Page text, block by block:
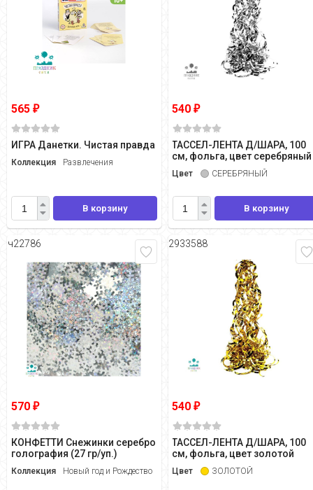
565 ₽
ИГРА Данетки. Чистая правда
Коллекция Развлечения
В корзину
540₽
ТАССЕЛ-ЛЕНТА Д/ШАРА, 100
см, фольга, цвет серебряный
Цвет СЕРЕБРЯНЫЙ
В корзину
ч22786
570 ₽
КОНФЕТТИ Снежинки серебро
голография (27 гр/уп.)
Коллекция Новый год и Рождество
2933588
540₽
ТАССЕЛ-ЛЕНТА Д/ШАРА, 100
см, фольга, цвет золотой
Цвет ЗОЛОТОЙ